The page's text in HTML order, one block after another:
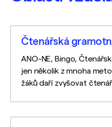
Čtenářská
ANO-NE, Bingo,
jen několik z mnoha
žáků daří zvyšovat